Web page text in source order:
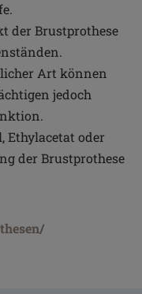
der Brustprothese
Art können
jedoch
Ethylacetat oder
der Brustprothese